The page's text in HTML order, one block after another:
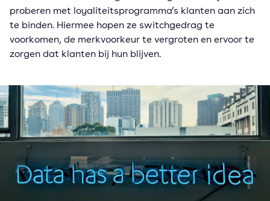
proberen met loyaliteitsprogramma’s klanten aan zich
te binden. Hiermee hopen ze switchgedrag te
voorkomen, de merkvoorkeur te vergroten en ervoor te
zorgen dat klanten bij hun blijven.